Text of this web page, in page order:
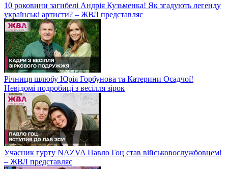
10 роковини загибелі Андрія Кузьменка! Як згадують легенду
українські артисти? – ЖВЛ представляє
Річниця шлюбу Юрія Горбунова та Катерини Осадчої!
Невідомі подробиці з весілля зірок
Учасник гурту NAZVA Павло Гоц став військовослужбовцем!
– ЖВЛ представляє